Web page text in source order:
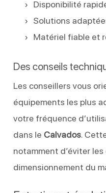
Disponibilité
Solutions
Matériel fiable et
Des conseils
Les conseillers vous
équipements les plus
votre fréquence
dans le Calvados.
notamment d’éviter
dimensionnement du